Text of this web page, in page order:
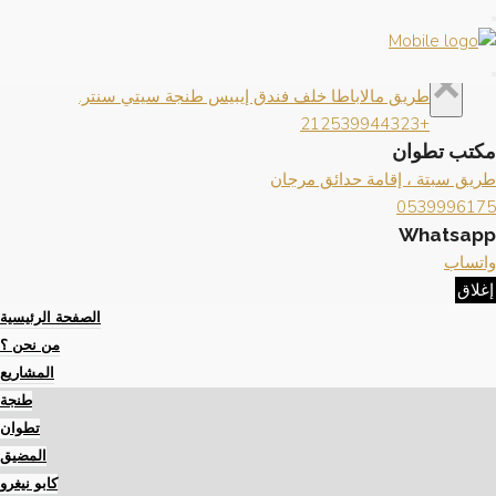
×تواصل معنا
× طريق مالاباطا خلف فندق إيبيس طنجة سيتي سنتر.
+212539944323
مكتب تطوان
طريق سبتة ، إقامة حدائق مرجان
0539996175
Whatsapp
واتساب
إغلاق
الصفحة الرئيسية
من نحن ؟
المشاريع
طنجة
تطوان
المضيق
كابو نيغرو